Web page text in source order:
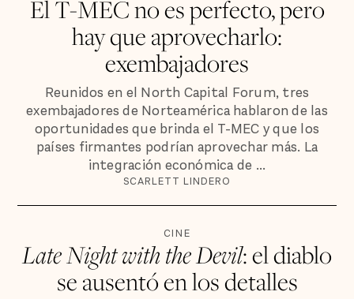
El T-MEC no es perfecto, pero
hay que aprovecharlo:
exembajadores
Reunidos en el North Capital Forum, tres
exembajadores de Norteamérica hablaron de las
oportunidades que brinda el T-MEC y que los
países firmantes podrían aprovechar más. La
integración económica de ...
SCARLETT LINDERO
CINE
Late Night with the Devil: el diablo
se ausentó en los detalles